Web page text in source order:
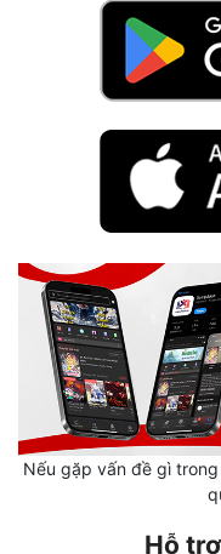
Khoa Huyễn Không Gian
Kinh Dị
Kiếm Hiệp
Kỳ Huyễn
Linh Dị
Nếu gặp vấn đề gì
Hỗ